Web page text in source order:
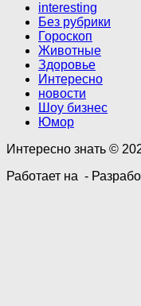
interesting
Без рубрики
Гороскоп
Животные
Здоровье
Интересно
новости
Шоу бизнес
Юмор
Интересно знать ©
Работает на -